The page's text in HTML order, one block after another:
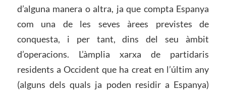
d’alguna manera o altra, ja que compta Espanya
com una de les seves àrees previstes de
conquesta, i per tant, dins del seu àmbit
d’operacions. L’àmplia xarxa de partidaris
residents a Occident que ha creat en l’últim any
(alguns dels quals ja poden residir a Espanya)